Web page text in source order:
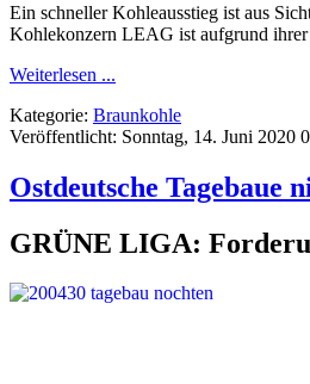
Ein schneller Kohleausstieg ist aus
Kohlekonzern LEAG ist aufgrund ihrer
Weiterlesen ...
Kategorie: Braunkohle
Veröffentlicht: Sonntag, 14. Juni 2020
Ostdeutsche Tagebaue
GRÜNE LIGA: